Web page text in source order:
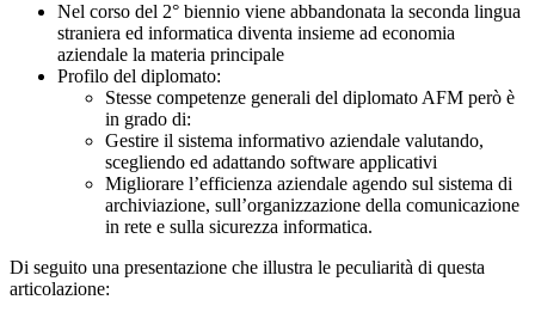
Nel corso del 2° biennio viene abbandonata la seconda lingua
straniera ed informatica diventa insieme ad economia
aziendale la materia principale
Profilo del diplomato:
Stesse competenze generali del diplomato AFM però è
in grado di:
Gestire il sistema informativo aziendale valutando,
scegliendo ed adattando software applicativi
Migliorare l’efficienza aziendale agendo sul sistema di
archiviazione, sull’organizzazione della comunicazione
in rete e sulla sicurezza informatica.
Di seguito una presentazione che illustra le peculiarità di questa
articolazione: